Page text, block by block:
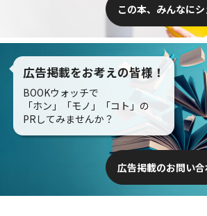
この本、みんなに
広告掲載をお考えの皆様！
BOOKウォッチで
「ホン」「モノ」「コト」の
PRしてみませんか？
広告掲載のお問い